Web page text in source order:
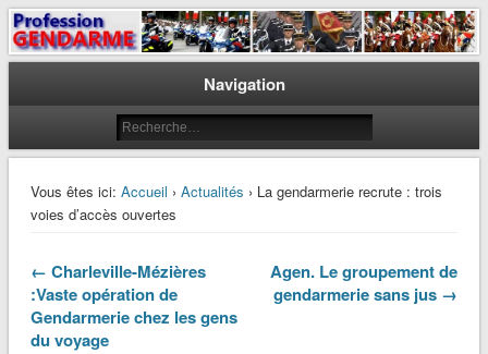
Profession Gendarme
Le journal des gendarmes
Navigation
Vous êtes ici: Accueil › Actualités › La gendarmerie recrute : trois
voies d’accès ouvertes
← Charleville-Mézières
:Vaste opération de
Gendarmerie chez les gens
du voyage
Agen. Le groupement de
gendarmerie sans jus →